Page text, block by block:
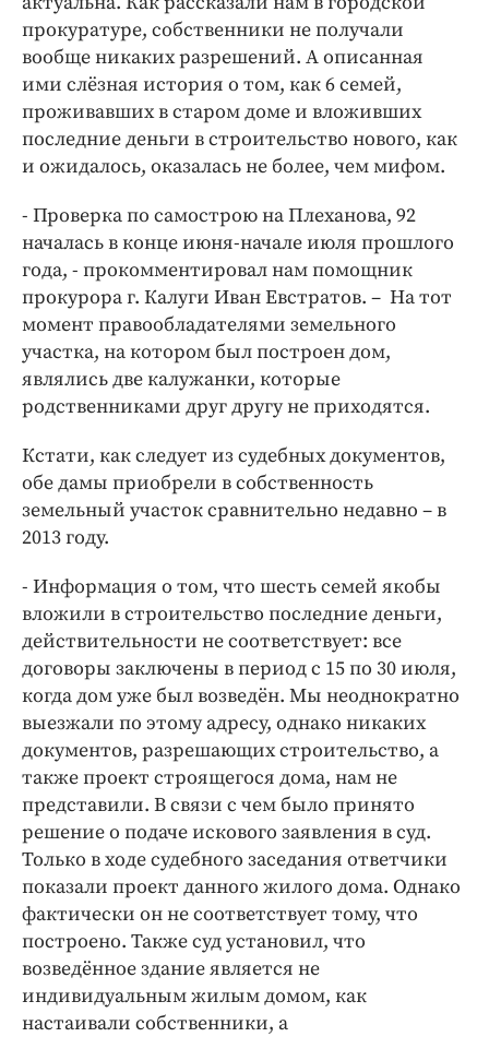
прокуратуре, собственники не получали
вообще никаких разрешений. А описанная
ими слёзная история о том, как 6 семей,
проживавших в старом доме и вложивших
последние деньги в строительство нового, как
и ожидалось, оказалась не более, чем мифом.
- Проверка по самострою на Плеханова, 92
началась в конце июня-начале июля прошлого
года, - прокомментировал нам помощник
прокурора г. Калуги Иван Евстратов. – На тот
момент правообладателями земельного
участка, на котором был построен дом,
являлись две калужанки, которые
родственниками друг другу не приходятся.
Кстати, как следует из судебных документов,
обе дамы приобрели в собственность
земельный участок сравнительно недавно – в
2013 году.
- Информация о том, что шесть семей якобы
вложили в строительство последние деньги,
действительности не соответствует: все
договоры заключены в период с 15 по 30 июля,
когда дом уже был возведён. Мы неоднократно
выезжали по этому адресу, однако никаких
документов, разрешающих строительство, а
также проект строящегося дома, нам не
представили. В связи с чем было принято
решение о подаче искового заявления в суд.
Только в ходе судебного заседания ответчики
показали проект данного жилого дома. Однако
фактически он не соответствует тому, что
построено. Также суд установил, что
возведённое здание является не
индивидуальным жилым домом, как
настаивали собственники, а